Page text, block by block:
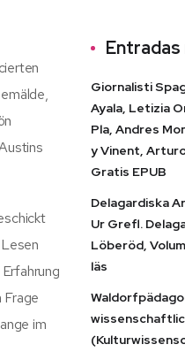
Frage
im
Giornalisti
Ayala, Letizia
Pla, Andres
y Vinent,
Gratis EPUB
Delagardiska
Ur Grefl.
Löberöd,
läs